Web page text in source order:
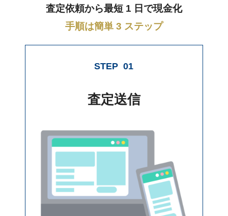
査定依頼から最短 1 日で現金化
手順は簡単 3 ステップ
STEP 01
査定送信